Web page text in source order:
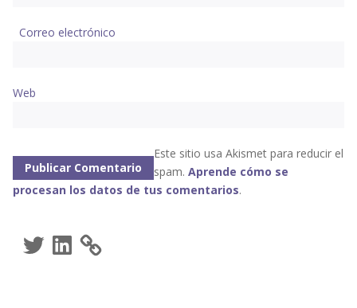
Correo electrónico
Web
Este sitio usa Akismet para reducir el
spam. Aprende cómo se
procesan los datos de tus comentarios.
TwitterLinkedIn